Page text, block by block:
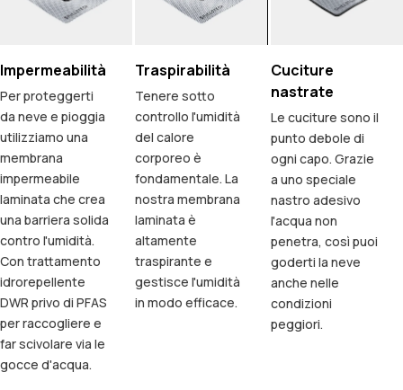
Impermeabilità
Per proteggerti
da neve e pioggia
utilizziamo una
membrana
impermeabile
laminata che crea
una barriera solida
contro l'umidità.
Con trattamento
idrorepellente
DWR privo di PFAS
per raccogliere e
far scivolare via le
gocce d'acqua.
Traspirabilità
Tenere sotto
controllo l'umidità
del calore
corporeo è
fondamentale. La
nostra membrana
laminata è
altamente
traspirante e
gestisce l'umidità
in modo efficace.
Cuciture
nastrate
Le cuciture sono il
punto debole di
ogni capo. Grazie
a uno speciale
nastro adesivo
l'acqua non
penetra, così puoi
goderti la neve
anche nelle
condizioni
peggiori.